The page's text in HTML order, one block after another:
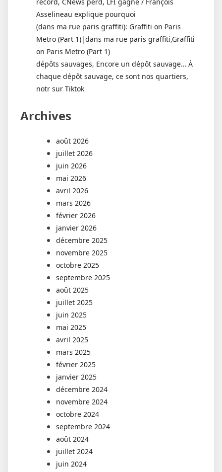
Asselineau explique pourquoi
(dans ma rue paris graffiti): Graffiti on Paris
Metro (Part 1)|dans ma rue paris graffiti,Graffiti
on Paris Metro (Part 1)
dépôts sauvages, Encore un dépôt sauvage… À
chaque dépôt sauvage, ce sont nos quartiers,
notr sur Tiktok
Archives
août 2026
juillet 2026
juin 2026
mai 2026
avril 2026
mars 2026
février 2026
janvier 2026
décembre 2025
novembre 2025
octobre 2025
septembre 2025
août 2025
juillet 2025
juin 2025
mai 2025
avril 2025
mars 2025
février 2025
janvier 2025
décembre 2024
novembre 2024
octobre 2024
septembre 2024
août 2024
juillet 2024
juin 2024